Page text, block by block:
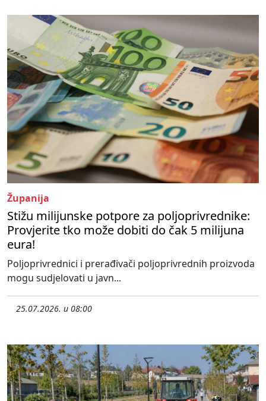
Županija
Stižu milijunske potpore za poljoprivrednike:
Provjerite tko može dobiti do čak 5 milijuna
eura!
Poljoprivrednici i prerađivači poljoprivrednih proizvoda
mogu sudjelovati u javn...
25.07.2026. u 08:00